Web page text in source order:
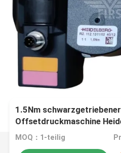
1.5Nm
Offsetdruckmaschine
MOQ：1-teilig